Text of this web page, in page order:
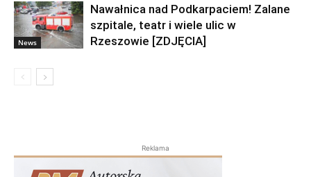
News
Nawałnica nad Podkarpaciem! Zalane
szpitale, teatr i wiele ulic w
Rzeszowie [ZDJĘCIA]
Reklama